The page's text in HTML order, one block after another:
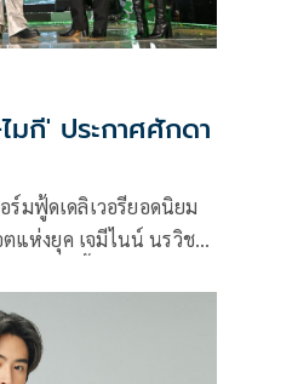
มกี' ประกาศศักดา
มฟู้ดเดลิเวอรียอดนิยม
แห่งยุค เจมีไนน์ นรวิชญ์
ช่วงแคมเปญใหญ่ท้ายปี
เป็นประวัติการณ์ถึง 90%